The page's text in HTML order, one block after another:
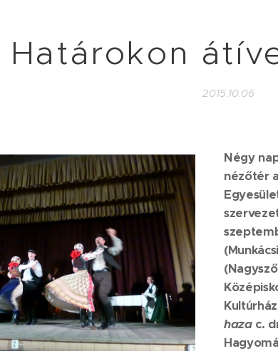
Határokon
2015.10.06
Négy
nézőtér
hazac.